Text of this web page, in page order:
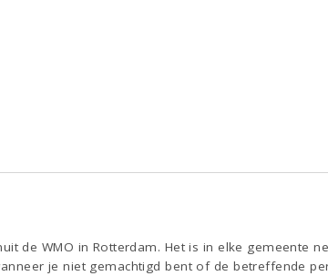
de WMO in Rotterdam. Het is in elke gemeente
je niet gemachtigd bent of de betreffende